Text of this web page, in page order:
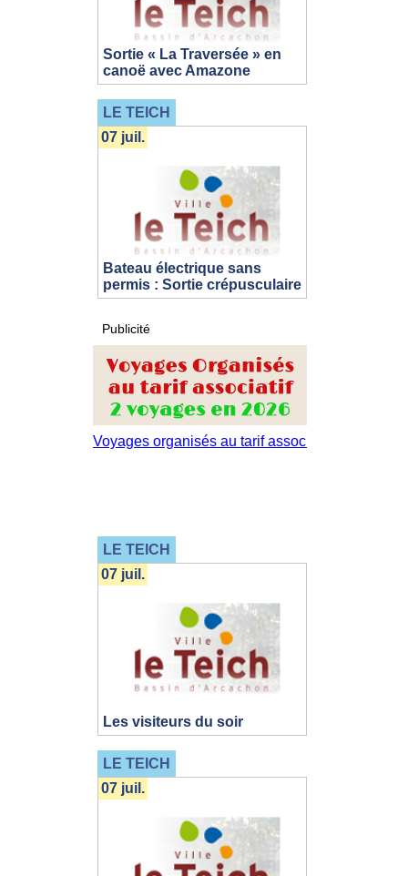
Sortie « La Traversée » en
canoë avec Amazone
LE TEICH
Bateau électrique sans
permis : Sortie crépusculaire
07 juil.
Publicité
LE TEICH
Les visiteurs du soir
07 juil.
LE TEICH
07 juil.